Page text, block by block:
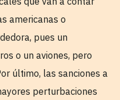
americanas o
pues un
o un aviones, pero
último, las sanciones a
perturbaciones